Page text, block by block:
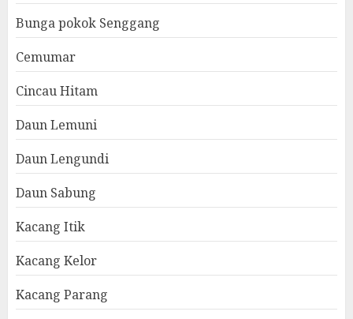
Bunga pokok Senggang
Cemumar
Cincau Hitam
Daun Lemuni
Daun Lengundi
Daun Sabung
Kacang Itik
Kacang Kelor
Kacang Parang